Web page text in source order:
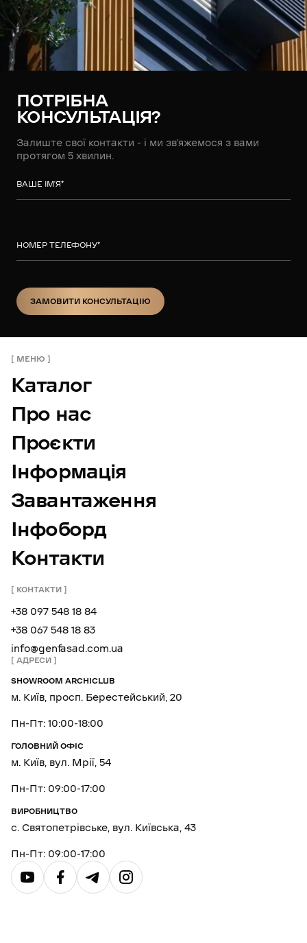
ПОТРІБНА
КОНСУЛЬТАЦІЯ?
Залиште свої контакти - і ми зв’яжемося з вами
протягом 5 хвилин.
ВАШЕ ІМ’Я*
НОМЕР ТЕЛЕФОНУ*
ЗАМОВИТИ КОНСУЛЬТАЦІЮ
МЕНЮ
Каталог
Про нас
Проєкти
Інформація
Завантаження
Інфоборд
Контакти
КОНТАКТИ
+38 097 548 18 84
+38 067 548 18 83
info@genfasad.com.ua
АДРЕСИ
SHOWROOM ARCHICLUB
м. Київ, просп. Берестейський, 20
Пн-Пт: 10:00-18:00
ГОЛОВНИЙ ОФІС
м. Київ, вул. Мрії, 54
Пн-Пт: 09:00-17:00
ВИРОБНИЦТВО
с. Святопетрівське, вул. Київська, 43
Пн-Пт: 09:00-17:00